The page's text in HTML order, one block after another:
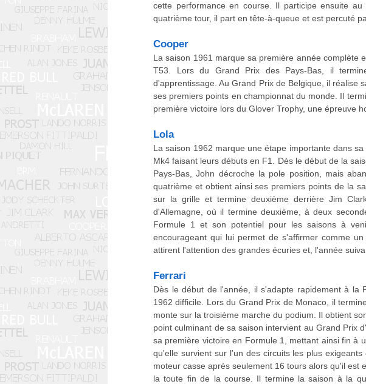
cette performance en course. Il participe ensuite
quatrième tour, il part en tête-à-queue et est percuté
Cooper
La saison 1961 marque sa première année complète
T53. Lors du Grand Prix des Pays-Bas, il
d'apprentissage. Au Grand Prix de Belgique, il réalise
ses premiers points en championnat du monde. Il
première victoire lors du Glover Trophy, une épreuve
Lola
La saison 1962 marque une étape importante dans
Mk4 faisant leurs débuts en F1. Dès le début de la
Pays-Bas, John décroche la pole position, mais
quatrième et obtient ainsi ses premiers points de la
sur la grille et termine deuxième derrière Jim
d'Allemagne, où il termine deuxième, à deux
Formule 1 et son potentiel pour les saisons à
encourageant qui lui permet de s'affirmer comme
attirent l'attention des grandes écuries et, l'année
Ferrari
Dès le début de l'année, il s'adapte rapidement à la
1962 difficile. Lors du Grand Prix de Monaco, il
monte sur la troisième marche du podium. Il obtient
point culminant de sa saison intervient au Grand Prix
sa première victoire en Formule 1, mettant ainsi fin à
qu'elle survient sur l'un des circuits les plus
moteur casse après seulement 16 tours alors qu'il est
la toute fin de la course. Il termine la saison à la